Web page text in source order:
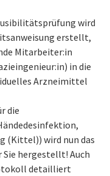
wird
erstellt,
Mitarbeiter:in
in die
Arzneimittel
die
(Kittel)) wird nun das
hergestellt! Auch
detailliert